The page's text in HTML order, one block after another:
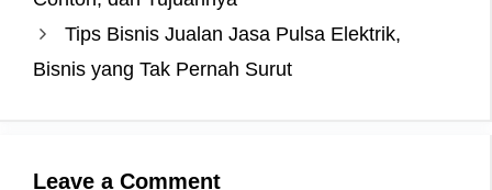
r
Tips Bisnis Jualan Jasa Pulsa Elektrik,
Bisnis yang Tak Pernah Surut
Leave a Comment